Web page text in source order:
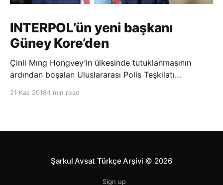
INTERPOL’ün yeni başkanı
Güney Kore’den
Çinli Mıng Hongvey’in ülkesinde tutuklanmasının
ardından boşalan Uluslararası Polis Teşkilatı
21 Kas 2018 1 min read
Şarkul Avsat Türkçe Arşivi © 2026
Sign up